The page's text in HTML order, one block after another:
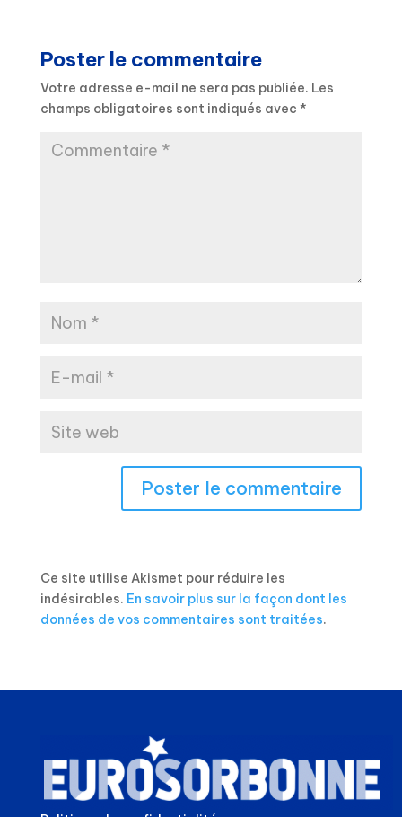
Poster le commentaire
Votre adresse e-mail ne sera pas publiée. Les
champs obligatoires sont indiqués avec *
Ce site utilise Akismet pour réduire les
indésirables. En savoir plus sur la façon dont les
données de vos commentaires sont traitées.